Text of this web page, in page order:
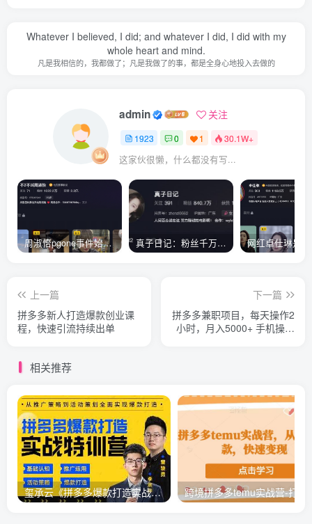
Whatever I believed, I did; and whatever I did, I did with my
whole heart and mind.
凡是我相信的，我都做了；凡是我做了的事，都是全身心地投入去做的
admin 关注
1923 0 1 30.1W+
这家伙很懒，什么都没有写...
周淑怡pgone事件始末，周淑怡现状 真子日记：粉丝千万的真子日记是最懂反转的网红吗？
上一篇
拼多多新人打造爆款创业课
程，快速引流持续出单
下一篇
拼多多兼职项目，每天操作2
小时，月入5000+ 手机操作
相关推荐
玺承云《拼多多爆款打造实战特训营》一套从入门到高手课程